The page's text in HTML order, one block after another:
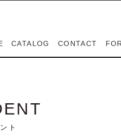
CATALOG
CONTACT
RESERVE
ト